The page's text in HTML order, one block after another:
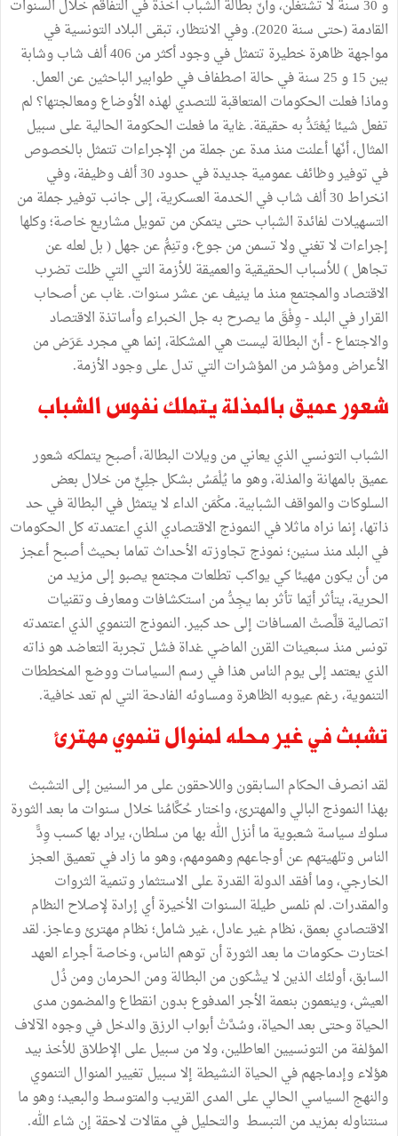
و 30 سنة لا تشتغلن، وأنّ بطالة الشباب آخذة في التفاقم خلال السنوات
القادمة (حتى سنة 2020). وفي الانتظار، تبقى البلاد التونسية في
مواجهة ظاهرة خطيرة تتمثل في وجود أكثر من 406 ألف شاب وشابة
بين 15 و 25 سنة في حالة اصطفاف في طوابير الباحثين عن العمل.
وماذا فعلت الحكومات المتعاقبة للتصدي لهذه الأوضاع ومعالجتها؟ لم
تفعل شيئا يُعْتَدُّ به حقيقة. غاية ما فعلت الحكومة الحالية على سبيل
المثال، أنّها أعلنت منذ مدة عن جملة من الإجراءات تتمثل بالخصوص
في توفير وظائف عمومية جديدة في حدود 30 ألف وظيفة، وفي
انخراط 30 ألف شاب في الخدمة العسكرية، إلى جانب توفير جملة من
التسهيلات لفائدة الشباب حتى يتمكن من تمويل مشاريع خاصة؛ وكلها
إجراءات لا تغني ولا تسمن من جوع، وتنِمُّ عن جهل ( بل لعله عن
تجاهل ) للأسباب الحقيقية والعميقة للأزمة التي التي ظلت تضرب
الاقتصاد والمجتمع منذ ما ينيف عن عشر سنوات. غاب عن أصحاب
القرار في البلد - وِفْقَ ما يصرح به جل الخبراء وأساتذة الاقتصاد
والاجتماع - أنّ البطالة ليست هي المشكلة، إنما هي مجرد عَرَض من
الأعراض ومؤشر من المؤشرات التي تدل على وجود الأزمة.
شعور عميق بالمذلة يتملك نفوس الشباب
الشباب التونسي الذي يعاني من ويلات البطالة، أصبح يتملكه شعور
عميق بالمهانة والمذلة، وهو ما يُلْمَسُ بشكل جلِيٍّ من خلال بعض
السلوكات والمواقف الشبابية. مكْمَن الداء لا يتمثل في البطالة في حد
ذاتها، إنما نراه ماثلا في النموذج الاقتصادي الذي اعتمدته كل الحكومات
في البلد منذ سنين؛ نموذج تجاوزته الأحداث تماما بحيث أصبح أعجز
من أن يكون مهيئا كي يواكب تطلعات مجتمع يصبو إلى مزيد من
الحرية، يتأثر أيّما تأثر بما يجِدُّ من استكشافات ومعارف وتقنيات
اتصالية قلَّصتْ المسافات إلى حد كبير. النموذج التنموي الذي اعتمدته
تونس منذ سبعينات القرن الماضي غداة فشل تجربة التعاضد هو ذاته
الذي يعتمد إلى يوم الناس هذا في رسم السياسات ووضع المخططات
التنموية، رغم عيوبه الظاهرة ومساوئه الفادحة التي لم تعد خافية.
تشبث في غير محله لمنوال تنموي مهترئ
لقد انصرف الحكام السابقون واللاحقون على مر السنين إلى التشبث
بهذا النموذج البالي والمهترئ، واختار حُكَّامُنا خلال سنوات ما بعد الثورة
سلوك سياسة شعبوية ما أنزل الله بها من سلطان، يراد بها كسب وِدًّ
الناس وتلهيتهم عن أوجاعهم وهمومهم، وهو ما زاد في تعميق العجز
الخارجي، وما أفقد الدولة القدرة على الاستثمار وتنمية الثروات
والمقدرات. لم نلمس طيلة السنوات الأخيرة أي إرادة لإصلاح النظام
الاقتصادي بعمق، نظام غير عادل، غير شامل؛ نظام مهترئ وعاجز. لقد
اختارت حكومات ما بعد الثورة أن توهم الناس، وخاصة أجراء العهد
السابق، أولئك الذين لا يشْكون من البطالة ومن الحرمان ومن ذُل
العيش، وينعمون بنعمة الأجر المدفوع بدون انقطاع والمضمون مدى
الحياة وحتى بعد الحياة، وسُدَّتْ أبواب الرزق والدخل في وجوه الآلاف
المؤلفة من التونسيين العاطلين، ولا من سبيل على الإطلاق للأخذ بيد
هؤلاء وإدماجهم في الحياة النشيطة إلا سبيل تغيير المنوال التنموي
والنهج السياسي الحالي على المدى القريب والمتوسط والبعيد؛ وهو ما
سنتناوله بمزيد من التبسط والتحليل في مقالات لاحقة إن شاء الله.